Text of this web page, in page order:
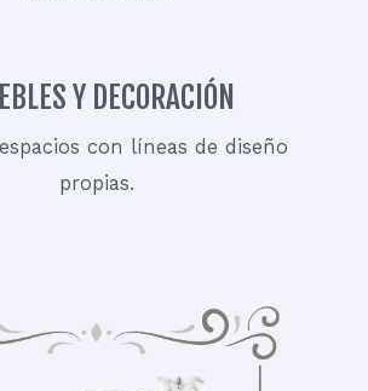
Y DECORACIÓN
con líneas de diseño
propias.